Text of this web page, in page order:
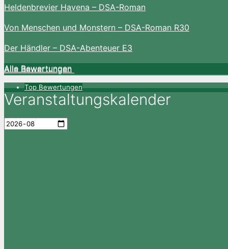
Heldenbrevier Havena – DSA-Roman
Von Menschen und Monstern – DSA-Roman R30
Der Händler – DSA-Abenteuer E3
Alle Bewertungen
Top Bewertungen
Alle Bewertungen
Veranstaltungskalender